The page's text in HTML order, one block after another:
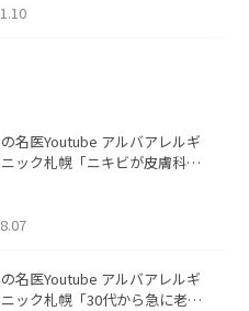
名医Youtube アルバアレルギ
ック札幌「ニキビが皮膚科で
名医Youtube アルバアレルギ
ック札幌「30代から急に老け